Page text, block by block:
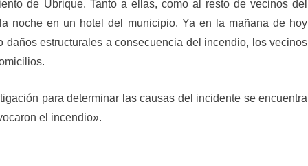
de Ubrique. Tanto a ellas, como al resto de vecinos del
noche en un hotel del municipio. Ya en la mañana de hoy
daños estructurales a consecuencia del incendio, los vecinos
para determinar las causas del incidente se encuentra
el incendio».